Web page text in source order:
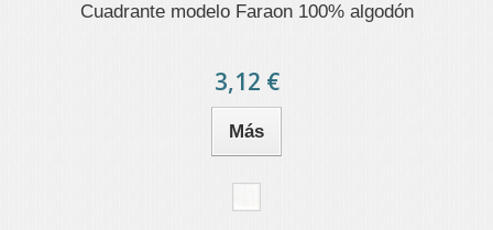
Cuadrante modelo Faraon 100% algodón
3,12 €
Más